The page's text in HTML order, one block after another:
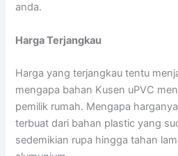
anda.
Harga Terjangkau
Harga yang terjangkau tentu
mengapa bahan Kusen uPVC
pemilik rumah. Mengapa
terbuat dari bahan plastic yang
sedemikian rupa hingga tahan